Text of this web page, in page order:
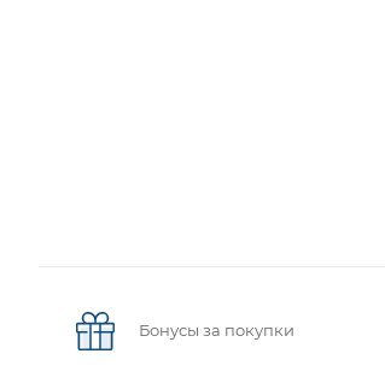
Бонусы за покупки